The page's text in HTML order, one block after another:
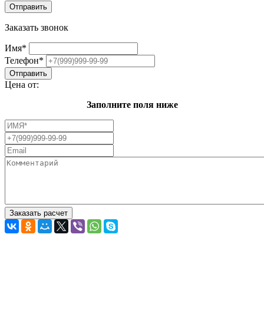
Заказать звонок
Имя*
Телефон*
Цена от:
Заполните поля ниже